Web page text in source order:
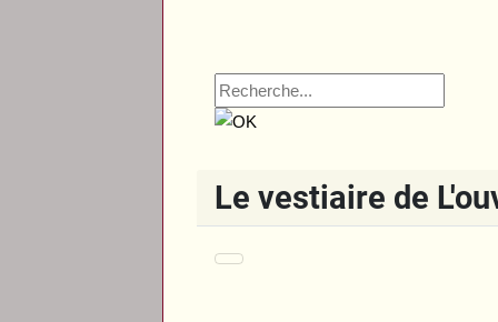
Le vestiaire de